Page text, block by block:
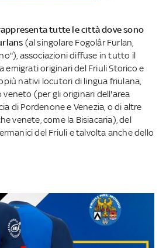
tutte le città dove sono
(al singolare Fogolâr Furlan,
associazioni diffuse in tutto il
emigrati originari del Friuli Storico e
nativi locutori di lingua friulana,
(per gli originari dell'area
di Pordenone e Venezia, o di altre
venete, come la Bisiacaria), del
del Friuli e talvolta anche dello